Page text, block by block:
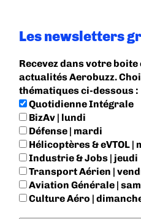
Les newsletters
Recevez dans votre
actualités Aerobuzz.
thématiques ci-dessous :
Quotidienne Intégrale
BizAv | lundi
Défense | mardi
Hélicoptères & eVTOL |
Industrie & Jobs | jeudi
Transport Aérien |
Aviation Générale |
Culture Aéro |